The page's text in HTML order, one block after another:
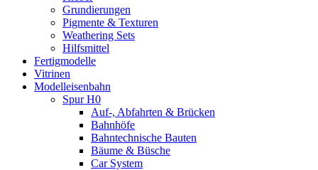
Grundierungen
Pigmente & Texturen
Weathering Sets
Hilfsmittel
Fertigmodelle
Vitrinen
Modelleisenbahn
Spur H0
Auf-, Abfahrten & Brücken
Bahnhöfe
Bahntechnische Bauten
Bäume & Büsche
Car System